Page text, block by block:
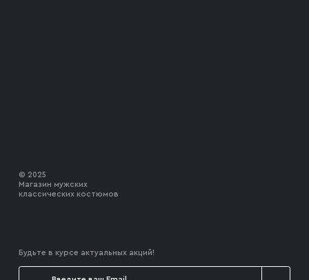
© 2025
Магазин мужских
классических костюмов
Будьте в курсе актуальных акций!